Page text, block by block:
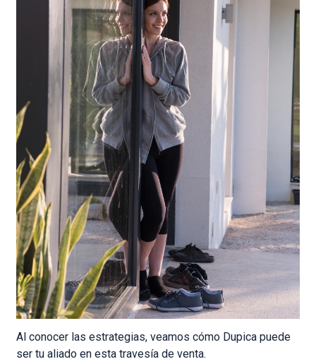
Al conocer las estrategias, veamos cómo Dupica puede
ser tu aliado en esta travesía de venta.